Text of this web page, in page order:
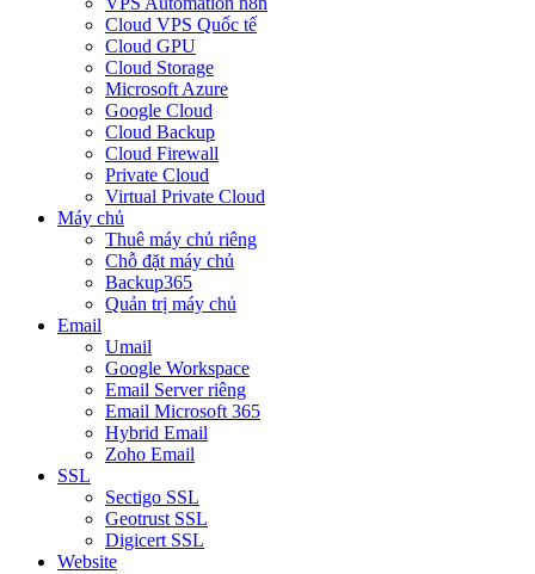
Cloud VPS Quốc tế
Cloud GPU
Cloud Storage
Microsoft Azure
Google Cloud
Cloud Backup
Cloud Firewall
Private Cloud
Virtual Private Cloud
Máy chủ
Thuê máy chủ riêng
Chỗ đặt máy chủ
Backup365
Quản trị máy chủ
Email
Umail
Google Workspace
Email Server riêng
Email Microsoft 365
Hybrid Email
Zoho Email
SSL
Sectigo SSL
Geotrust SSL
Digicert SSL
Website